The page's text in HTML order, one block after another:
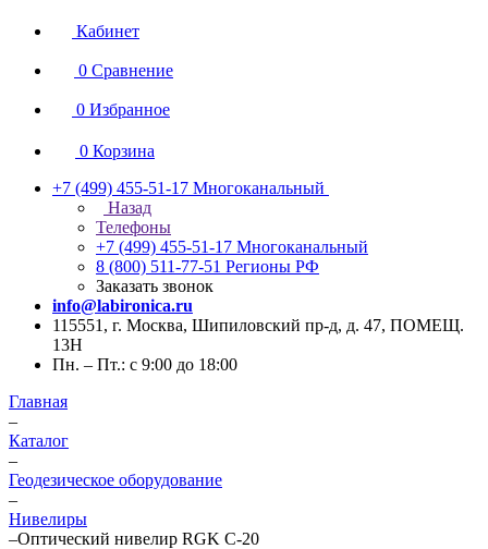
Кабинет
0 Сравнение
0 Избранное
0 Корзина
+7 (499) 455-51-17 Многоканальный
Назад
Телефоны
+7 (499) 455-51-17 Многоканальный
8 (800) 511-77-51 Регионы РФ
Заказать звонок
info@labironica.ru
115551, г. Москва, Шипиловский пр-д, д. 47, ПОМЕЩ.
13Н
Пн. – Пт.: с 9:00 до 18:00
Главная
–
Каталог
–
Геодезическое оборудование
–
Нивелиры
–Оптический нивелир RGK C-20